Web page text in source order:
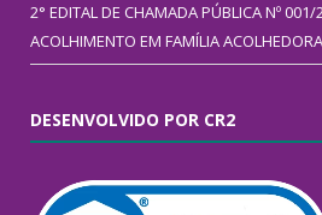
2° EDITAL DE CHAMADA PÚBLICA Nº 001/
ACOLHIMENTO EM FAMÍLIA ACOLHEDORA
DESENVOLVIDO POR CR2